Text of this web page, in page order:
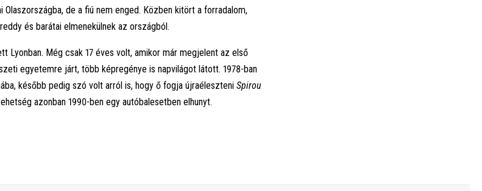
Olaszországba, de a fiú nem enged. Közben kitört a forradalom,
és barátai elmenekülnek az országból.
Lyonban. Még csak 17 éves volt, amikor már megjelent az első
egyetemre járt, több képregénye is napvilágot látott. 1978-ban
később pedig szó volt arról is, hogy ő fogja újraéleszteni Spirou
azonban 1990-ben egy autóbalesetben elhunyt.